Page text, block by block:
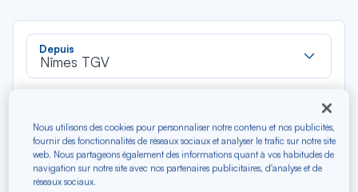
Depuis
Nîmes TGV
Pour aller vers
la
liste
Type de trajet
Aller-Retour
Nous utilisons des cookies pour personnaliser notre contenu et nos publicités,
fournir des fonctionnalités de réseaux sociaux et analyser le trafic sur notre site
web. Nous partageons également des informations quant à vos habitudes de
navigation sur notre site avec nos partenaires publicitaires, d'analyse et de
réseaux sociaux.